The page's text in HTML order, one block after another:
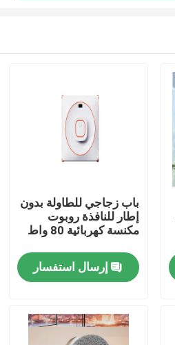
باب زجاجي للطاولة بدون
إطار للنافذة روبوت
مكنسة كهربائية 80 واط
إرسال استفسار